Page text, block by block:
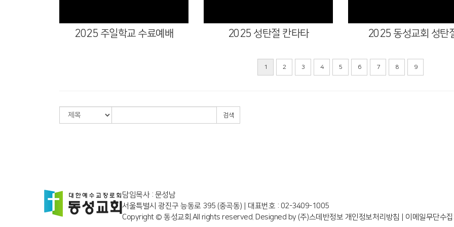
2025 주일학교 수료예배 2025 성탄절 칸타타 2025 동성교회 성탄
1 2 3 4 5 6 7 8 9
검색
담임목사 : 문성남
서울특별시 광진구 능동로 395 (중곡동) | 대표번호 : 02-3409-1005
Copyright © 동성교회.All rights reserved. Designed by (주)스데반정보 개인정보처리방침 이메일무단수